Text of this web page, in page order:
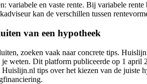
variabele en vaste rente. Bij variabele
kan de verschillen tussen
van een hypotheek
zoeken vaak naar concrete tips.
weten. Dit platform publiceerde op 1
tips over het kiezen van de juiste